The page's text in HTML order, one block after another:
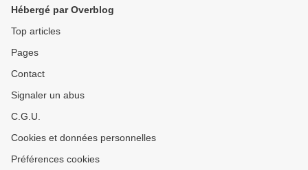
Hébergé par Overblog
Top articles
Pages
Contact
Signaler un abus
C.G.U.
Cookies et données personnelles
Préférences cookies